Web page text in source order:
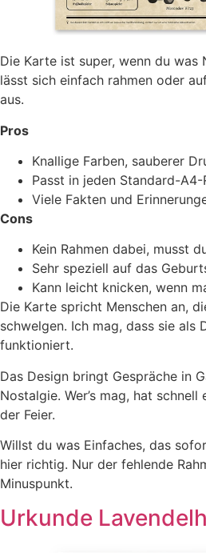
Die Karte ist super, wenn du was
lässt sich einfach rahmen oder
aus.
Pros
Knallige Farben, sauberer
Passt in jeden Standard-A4-
Viele Fakten und
Cons
Kein Rahmen dabei, musst
Sehr speziell auf das
Kann leicht knicken, wenn
Die Karte spricht Menschen an,
schwelgen. Ich mag, dass sie als
funktioniert.
Das Design bringt Gespräche in
Nostalgie. Wer’s mag, hat
der Feier.
Willst du was Einfaches, das
hier richtig. Nur der fehlende
Minuspunkt.
Urkunde